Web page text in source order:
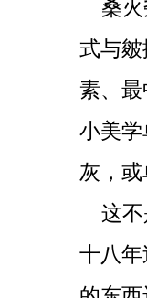
桑
式与
素、
小美
灰，
这
十八